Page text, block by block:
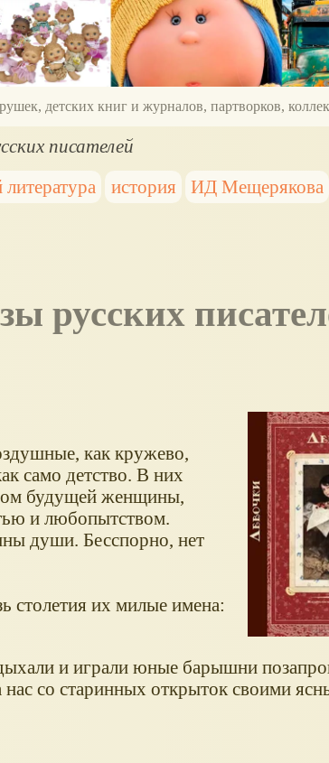
детских книг и журналов, партворков,
писателей
литература история ИД Мещерякова
русских
как кружево,
само детство. В них
будущей женщины,
и любопытством.
души. Бесспорно, нет
столетия их милые имена:
и играли юные барышни
нас со старинных открыток своими